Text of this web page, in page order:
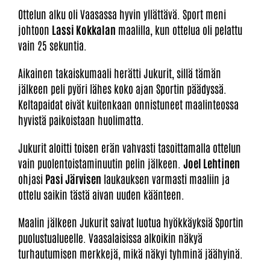
Ottelun alku oli Vaasassa hyvin yllättävä. Sport meni
johtoon Lassi Kokkalan maalilla, kun ottelua oli pelattu
vain 25 sekuntia.
Aikainen takaiskumaali herätti Jukurit, sillä tämän
jälkeen peli pyöri lähes koko ajan Sportin päädyssä.
Keltapaidat eivät kuitenkaan onnistuneet maalinteossa
hyvistä paikoistaan huolimatta.
Jukurit aloitti toisen erän vahvasti tasoittamalla ottelun
vain puolentoistaminuutin pelin jälkeen. Joel Lehtinen
ohjasi Pasi Järvisen laukauksen varmasti maaliin ja
ottelu saikin tästä aivan uuden käänteen.
Maalin jälkeen Jukurit saivat luotua hyökkäyksiä Sportin
puolustualueelle. Vaasalaisissa alkoikin näkyä
turhautumisen merkkejä, mikä näkyi tyhminä jäähyinä.